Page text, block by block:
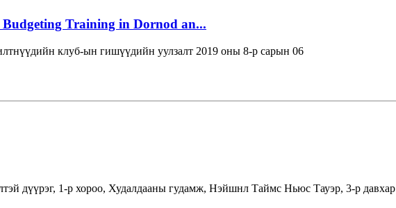
Budgeting Training in Dornod an...
клуб-ын гишүүдийн уулзалт 2019 оны 8-р сарын 06
дүүрэг, 1-р хороо, Худалдааны гудамж, Нэйшнл Таймс Ньюс Тауэр, 3-р давхар